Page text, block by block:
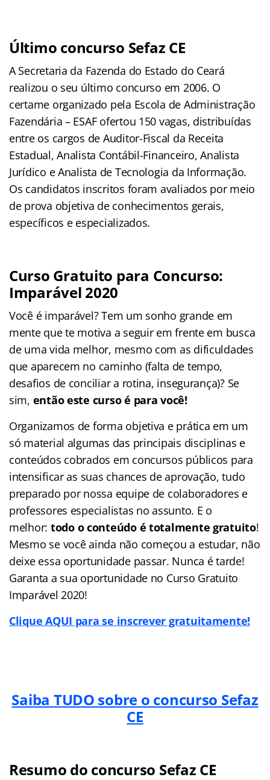
Último concurso Sefaz CE
A Secretaria da Fazenda do Estado do Ceará
realizou o seu último concurso em 2006. O
certame organizado pela Escola de Administração
Fazendária – ESAF ofertou 150 vagas, distribuídas
entre os cargos de Auditor-Fiscal da Receita
Estadual, Analista Contábil-Financeiro, Analista
Jurídico e Analista de Tecnologia da Informação.
Os candidatos inscritos foram avaliados por meio
de prova objetiva de conhecimentos gerais,
específicos e especializados.
Curso Gratuito para Concurso:
Imparável 2020
Você é imparável? Tem um sonho grande em
mente que te motiva a seguir em frente em busca
de uma vida melhor, mesmo com as dificuldades
que aparecem no caminho (falta de tempo,
desafios de conciliar a rotina, insegurança)? Se
sim, então este curso é para você!
Organizamos de forma objetiva e prática em um
só material algumas das principais disciplinas e
conteúdos cobrados em concursos públicos para
intensificar as suas chances de aprovação, tudo
preparado por nossa equipe de colaboradores e
professores especialistas no assunto. E o
melhor: todo o conteúdo é totalmente gratuito!
Mesmo se você ainda não começou a estudar, não
deixe essa oportunidade passar. Nunca é tarde!
Garanta a sua oportunidade no Curso Gratuito
Imparável 2020!
Clique AQUI para se inscrever gratuitamente!
Saiba TUDO sobre o concurso Sefaz
CE
Resumo do concurso Sefaz CE